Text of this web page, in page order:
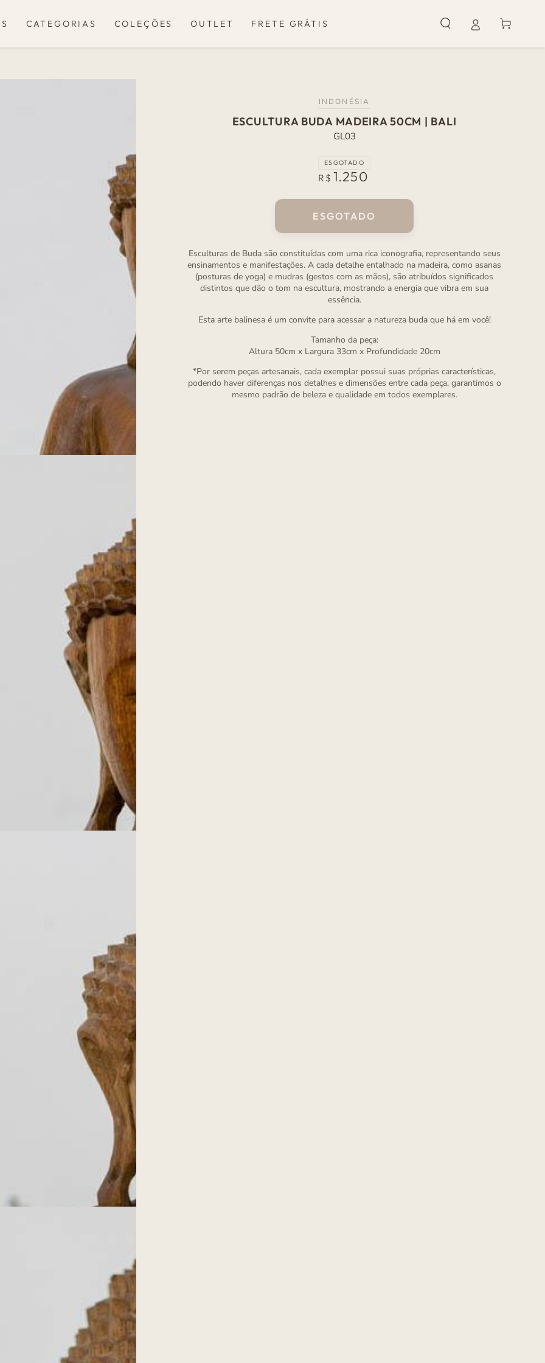
CATEGORIAS COLEÇÕES OUTLET FRETE GRÁTIS Carrinho
INDONÉSIA
ESCULTURA BUDA MADEIRA 50CM | BALI
GL03
Preço
R$ 1.250
ESGOTADO
ESGOTADO
Esculturas de Buda são constituídas com uma rica iconografia, representando seus
ensinamentos e manifestações. A cada detalhe entalhado na madeira, como asanas
(posturas de yoga) e mudras (gestos com as mãos), são atribuídos significados
distintos que dão o tom na escultura, mostrando a energia que vibra em sua
essência.
Esta arte balinesa é um convite para acessar a natureza buda que há em você!
Tamanho da peça:
Altura 50cm x Largura 33cm x Profundidade 20cm
*Por serem peças artesanais, cada exemplar possui suas próprias características,
podendo haver diferenças nos detalhes e dimensões entre cada peça, garantimos o
mesmo padrão de beleza e qualidade em todos exemplares.